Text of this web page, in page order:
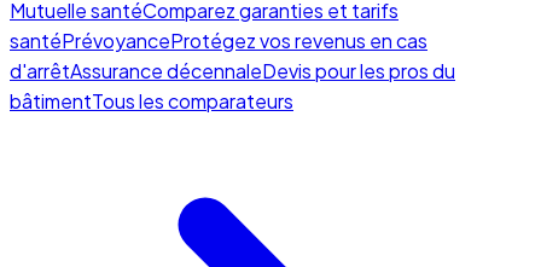
Mutuelle santéComparez garanties et tarifs
santéPrévoyanceProtégez vos revenus en cas
d'arrêtAssurance décennaleDevis pour les pros du
bâtimentTous les comparateurs